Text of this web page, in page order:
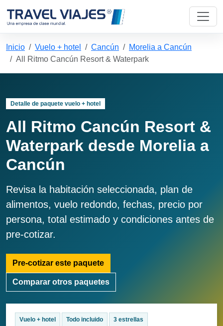
Inicio Vuelo + hotel Cancún
Morelia a Cancún
All Ritmo Cancún Resort & Waterpark
Detalle de paquete vuelo + hotel
All Ritmo Cancún Resort &
Waterpark desde Morelia a
Cancún
Revisa la habitación seleccionada, plan de
alimentos, vuelo redondo, fechas, precio por
persona, total estimado y condiciones antes de
pre-cotizar.
Pre-cotizar este paquete
Comparar otros paquetes
Vuelo + hotel Todo incluido 3 estrellas